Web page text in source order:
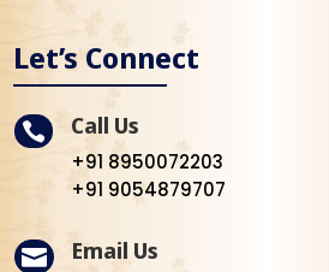
Let’s Connect
 Call Us
+91 8950072203
+91 9054879707
 Email Us